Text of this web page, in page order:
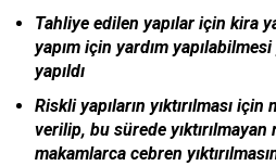
Tahliye edilen yapılar için kira
yapım için yardım
yapıldı
Riskli yapıların yıktırılması
verilip, bu sürede yıktırılmayan
makamlarca cebren